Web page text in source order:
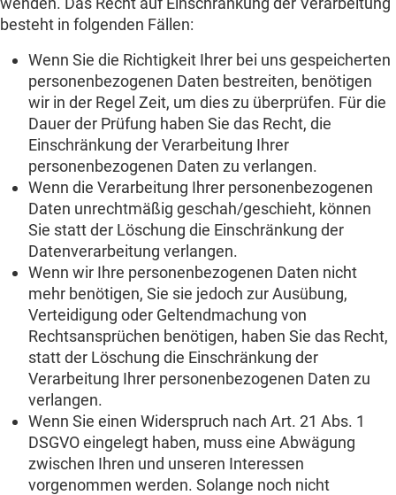
besteht in folgenden Fällen:
Wenn Sie die Richtigkeit Ihrer bei uns gespeicherten
personenbezogenen Daten bestreiten, benötigen
wir in der Regel Zeit, um dies zu überprüfen. Für die
Dauer der Prüfung haben Sie das Recht, die
Einschränkung der Verarbeitung Ihrer
personenbezogenen Daten zu verlangen.
Wenn die Verarbeitung Ihrer personenbezogenen
Daten unrechtmäßig geschah/geschieht, können
Sie statt der Löschung die Einschränkung der
Datenverarbeitung verlangen.
Wenn wir Ihre personenbezogenen Daten nicht
mehr benötigen, Sie sie jedoch zur Ausübung,
Verteidigung oder Geltendmachung von
Rechtsansprüchen benötigen, haben Sie das Recht,
statt der Löschung die Einschränkung der
Verarbeitung Ihrer personenbezogenen Daten zu
verlangen.
Wenn Sie einen Widerspruch nach Art. 21 Abs. 1
DSGVO eingelegt haben, muss eine Abwägung
zwischen Ihren und unseren Interessen
vorgenommen werden. Solange noch nicht